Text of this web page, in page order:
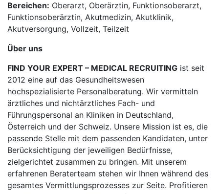
Bereichen: Oberarzt, Oberärztin, Funktionsoberarzt,
Funktionsoberärztin, Akutmedizin, Akutklinik,
Akutversorgung, Vollzeit, Teilzeit
Über uns
FIND YOUR EXPERT – MEDICAL RECRUITING ist seit
2012 eine auf das Gesundheitswesen
hochspezialisierte Personalberatung. Wir vermitteln
ärztliches und nichtärztliches Fach- und
Führungspersonal an Kliniken in Deutschland,
Österreich und der Schweiz. Unsere Mission ist es, die
passende Stelle mit dem passenden Kandidaten, unter
Berücksichtigung der jeweiligen Bedürfnisse,
zielgerichtet zusammen zu bringen. Mit unserem
erfahrenen Beraterteam stehen wir Ihnen während des
gesamtes Vermittlungsprozesses zur Seite. Profitieren